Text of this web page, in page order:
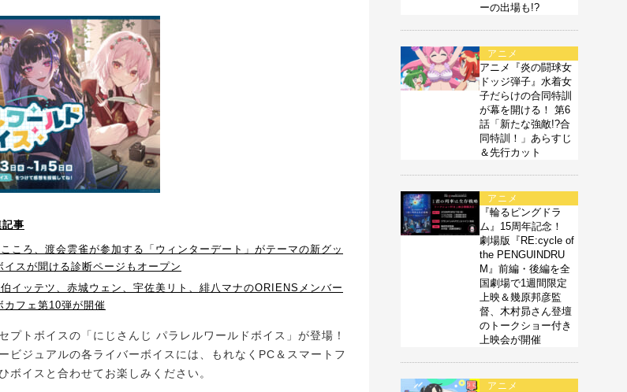
事
ころ、渡会雲雀が参加する「ウィンターデート」がテーマの新グッ
スが聞ける診断ページもオープン
伯イッテツ、赤城ウェン、宇佐美リト、緋八マナのORIENSメンバー
カフェ第10弾が開催
トボイスの「にじさんじ パラレルワールドボイス」が登場！
ビジュアルの各ライバーボイスには、もれなくPC＆スマートフ
ボイスと合わせてお楽しみください。
ーの出場も!?
アニメ
アニメ『炎の闘球女
ドッジ弾子』水着女
子だらけの合同特訓
が幕を開ける！ 第6
話「新たな強敵!?合
同特訓！」あらすじ
＆先行カット
アニメ
『輪るピングドラ
ム』15周年記念！
劇場版『RE:cycle of
the PENGUINDRU
M』前編・後編を全
国劇場で1週間限定
上映＆幾原邦彦監
督、木村昴さん登壇
のトークショー付き
上映会が開催
アニメ